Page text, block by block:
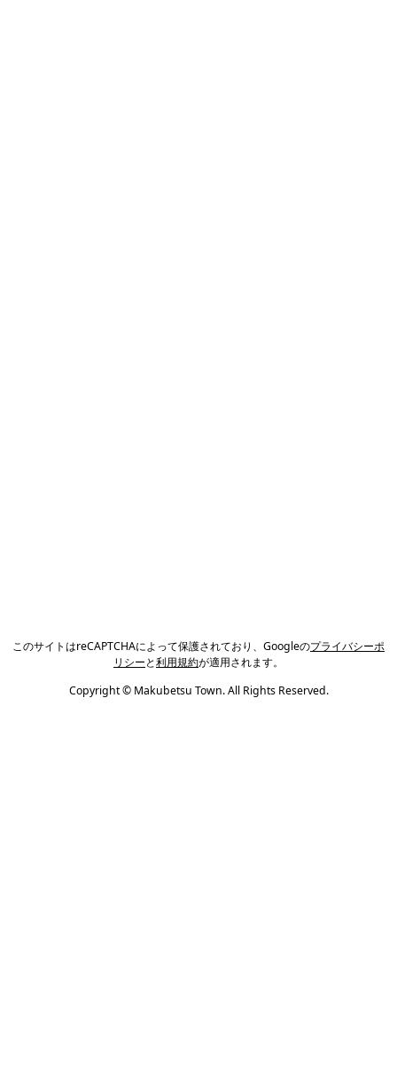
このサイトはreCAPTCHAによって保護されており、Googleのプライバシーポ
リシーと利用規約が適用されます。
Copyright © Makubetsu Town. All Rights Reserved.